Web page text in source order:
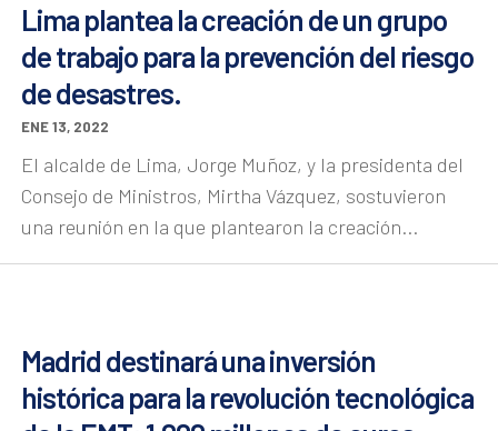
Lima plantea la creación de un grupo
de trabajo para la prevención del riesgo
de desastres.
ENE 13, 2022
El alcalde de Lima, Jorge Muñoz, y la presidenta del
Consejo de Ministros, Mirtha Vázquez, sostuvieron
una reunión en la que plantearon la creación...
Madrid destinará una inversión
histórica para la revolución tecnológica